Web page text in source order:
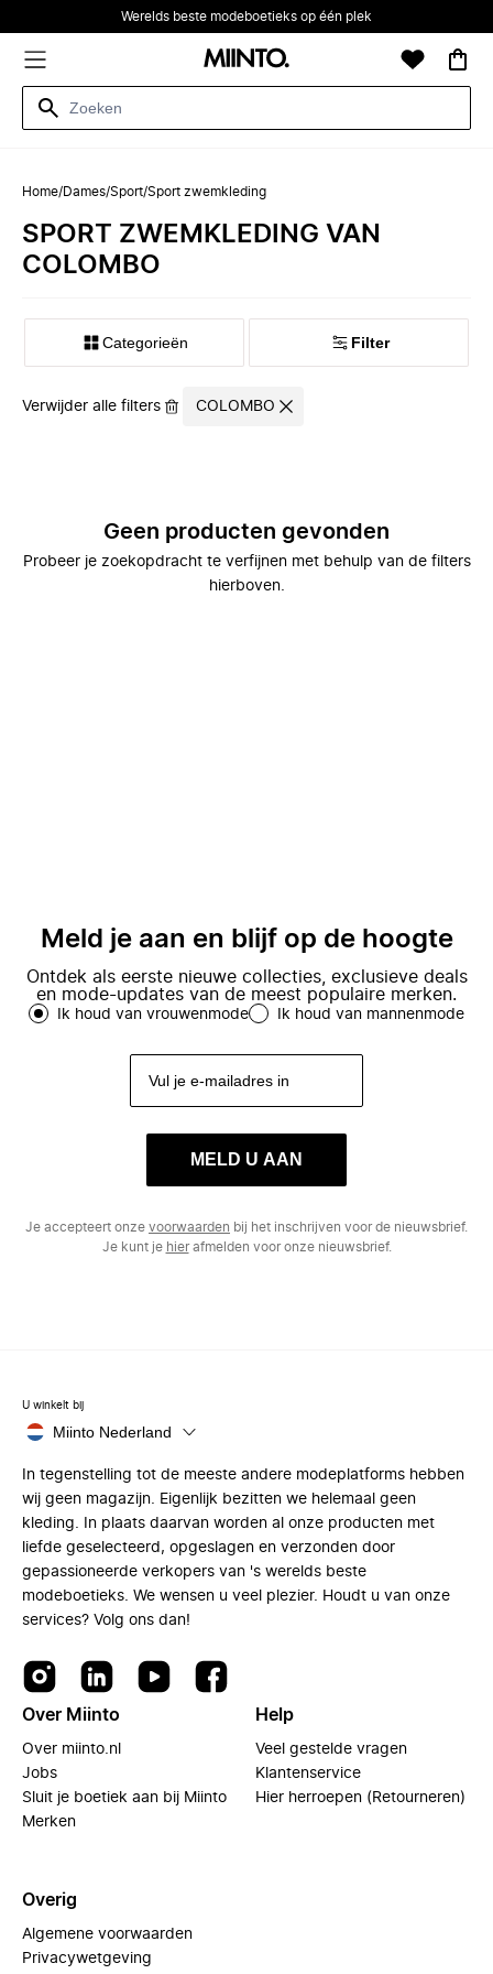
Werelds beste modeboetieks op één plek
Home/Dames/Sport/Sport zwemkleding
SPORT ZWEMKLEDING VAN
COLOMBO
Categorieën Filter
Verwijder alle filters COLOMBO
Geen producten gevonden
Probeer je zoekopdracht te verfijnen met behulp van de filters
hierboven.
Meld je aan en blijf op de hoogte
Ontdek als eerste nieuwe collecties, exclusieve deals
en mode-updates van de meest populaire merken.
Ik houd van vrouwenmode Ik houd van mannenmode
MELD U AAN
Je accepteert onze voorwaarden bij het inschrijven voor de nieuwsbrief.
Je kunt je hierafmelden voor onze nieuwsbrief.
U winkelt bij
Miinto Nederland
In tegenstelling tot de meeste andere modeplatforms hebben
wij geen magazijn. Eigenlijk bezitten we helemaal geen
kleding. In plaats daarvan worden al onze producten met
liefde geselecteerd, opgeslagen en verzonden door
gepassioneerde verkopers van 's werelds beste
modeboetieks. We wensen u veel plezier. Houdt u van onze
services? Volg ons dan!
Over Miinto
Over miinto.nl
Jobs
Sluit je boetiek aan bij Miinto
Merken
Help
Veel gestelde vragen
Klantenservice
Hier herroepen (Retourneren)
Overig
Algemene voorwaarden
Privacywetgeving